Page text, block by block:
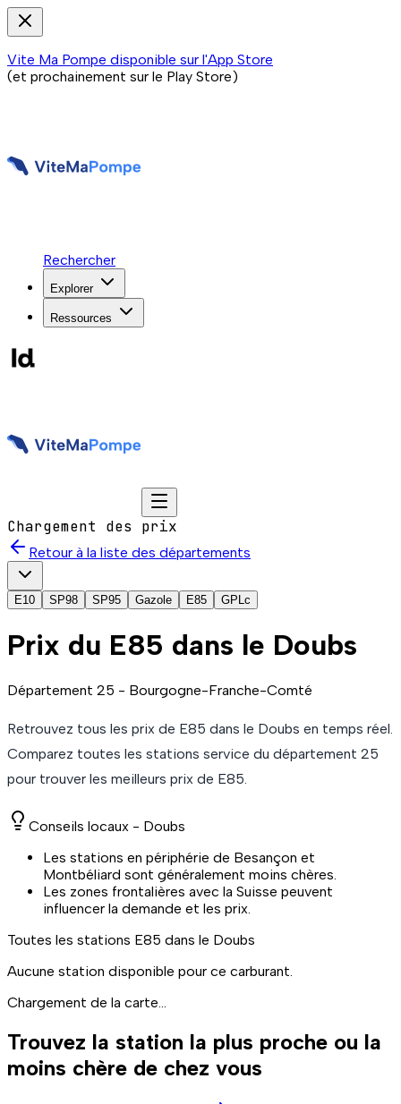
Vite Ma Pompe disponible sur l'App Store
(et prochainement sur le Play Store)
Rechercher
Explorer
Ressources
Chargement des prix
Retour à la liste des départements
E10 SP98 SP95 Gazole E85 GPLc
Prix du E85 dans le Doubs
Département 25 - Bourgogne-Franche-Comté
Retrouvez tous les prix de E85 dans le Doubs en temps réel.
Comparez toutes les stations service du département 25
pour trouver les meilleurs prix de E85.
Conseils locaux - Doubs
Les stations en périphérie de Besançon et
Montbéliard sont généralement moins chères.
Les zones frontalières avec la Suisse peuvent
influencer la demande et les prix.
Toutes les stations E85 dans le Doubs
Aucune station disponible pour ce carburant.
Chargement de la carte...
Trouvez la station la plus proche ou la
moins chère de chez vous